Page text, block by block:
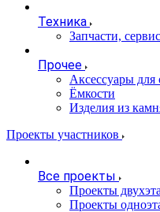
Техника
Запчасти, сервис
Прочее
Аксессуары для
Ёмкости
Изделия из
Проекты участников
Все проекты
Проекты
Проекты